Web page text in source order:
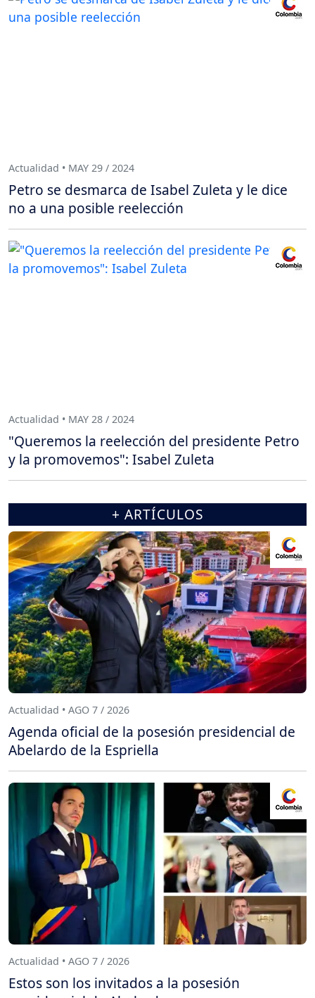
Actualidad • MAY 29 / 2024
Petro se desmarca de Isabel Zuleta y le dice
no a una posible reelección
Actualidad • MAY 28 / 2024
"Queremos la reelección del presidente Petro
y la promovemos": Isabel Zuleta
+ ARTÍCULOS
Actualidad • AGO 7 / 2026
Agenda oficial de la posesión presidencial de
Abelardo de la Espriella
Actualidad • AGO 7 / 2026
Estos son los invitados a la posesión